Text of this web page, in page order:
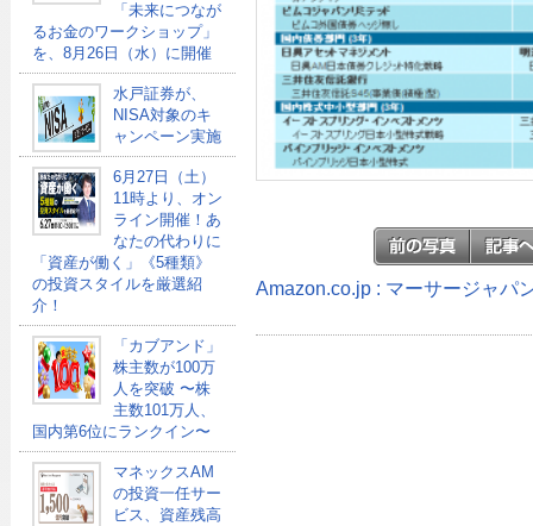
「未来につなが
るお金のワークショップ」
を、8月26日（水）に開催
水戸証券が、
NISA対象のキ
ャンペーン実施
6月27日（土）
11時より、オン
ライン開催！あ
なたの代わりに
「資産が働く」《5種類》
の投資スタイルを厳選紹
介！
「カブアンド」
株主数が100万
人を突破 〜株
主数101万人、
国内第6位にランクイン〜
マネックスAM
の投資一任サー
ビス、資産残高
Amazon.co.jp : マーサージャパ